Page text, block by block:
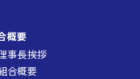
概要
事長挨拶
合概要